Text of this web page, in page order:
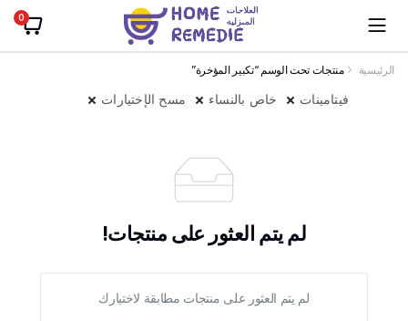
0
الرئيسية منتجات تحت الوسم “تكبير المؤخرة”
مسح الإختيارات خاص بالنساء فيتامينات
لم يتم العثور على منتجات!
لم يتم العثور على منتجات مطابقة لاختيارك